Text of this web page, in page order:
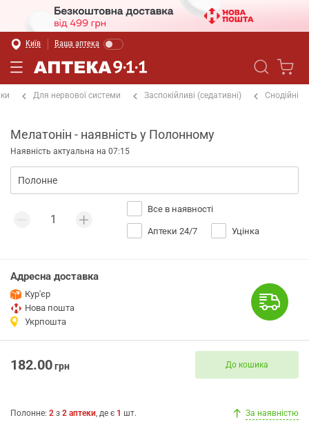
Київ Ваша аптека
Для нервової системи Заспокійливі (седативні) Снодійні
Мелатонін - наявність у Полонному
Наявність актуальна на 07:15
Все в наявності
Аптеки 24/7 Уцінка
Адресна доставка
Кур'єр
Нова пошта
Укрпошта
182.00грн До кошика
Полонне: 2 з 2 аптеки, де є 1 шт. За наявністю